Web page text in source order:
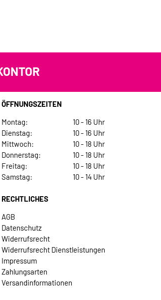
ÖFFNUNGSZEITEN
Montag:
10 - 16 Uhr
Dienstag:
10 - 16 Uhr
Mittwoch:
10 - 18 Uhr
Donnerstag:
10 - 18 Uhr
Freitag:
10 - 18 Uhr
Samstag:
10 - 14 Uhr
RECHTLICHES
AGB
Datenschutz
Widerrufsrecht
Widerrufsrecht Dienstleistungen
Impressum
Zahlungsarten
Versandinformationen